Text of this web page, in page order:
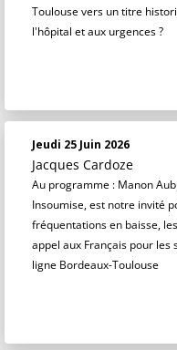
Toulouse vers un titre
l'hôpital et aux urgences ?
Jeudi 25 Juin 2026
Jacques Cardoze
Au programme : Manon
Insoumise, est notre invité
fréquentations en baisse,
appel aux Français pour les
ligne Bordeaux-Toulouse